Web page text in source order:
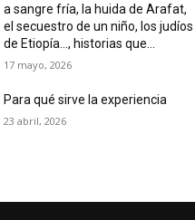
a sangre fría, la huida de Arafat,
el secuestro de un niño, los judíos
de Etiopía…, historias que...
17 mayo, 2026
Para qué sirve la experiencia
23 abril, 2026